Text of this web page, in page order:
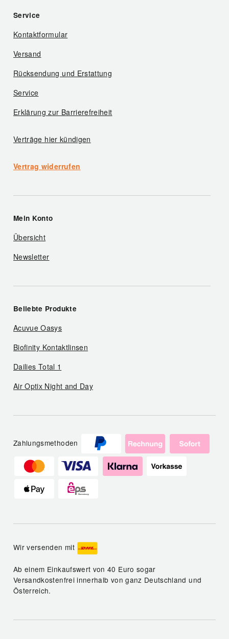
Service
Kontaktformular
Versand
Rücksendung und Erstattung
Service
Erklärung zur Barrierefreiheit
Verträge hier kündigen
Vertrag widerrufen
Mein Konto
Übersicht
Newsletter
Beliebte Produkte
Acuvue Oasys
Biofinity Kontaktlinsen
Dailies Total 1
Air Optix Night and Day
Zahlungsmethoden
Wir versenden mit
Ab einem Einkaufswert von 40 Euro sogar
Versandkostenfrei innerhalb von ganz Deutschland und
Österreich.